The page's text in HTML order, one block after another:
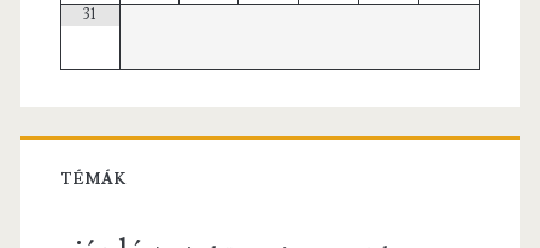
31
TÉMÁK